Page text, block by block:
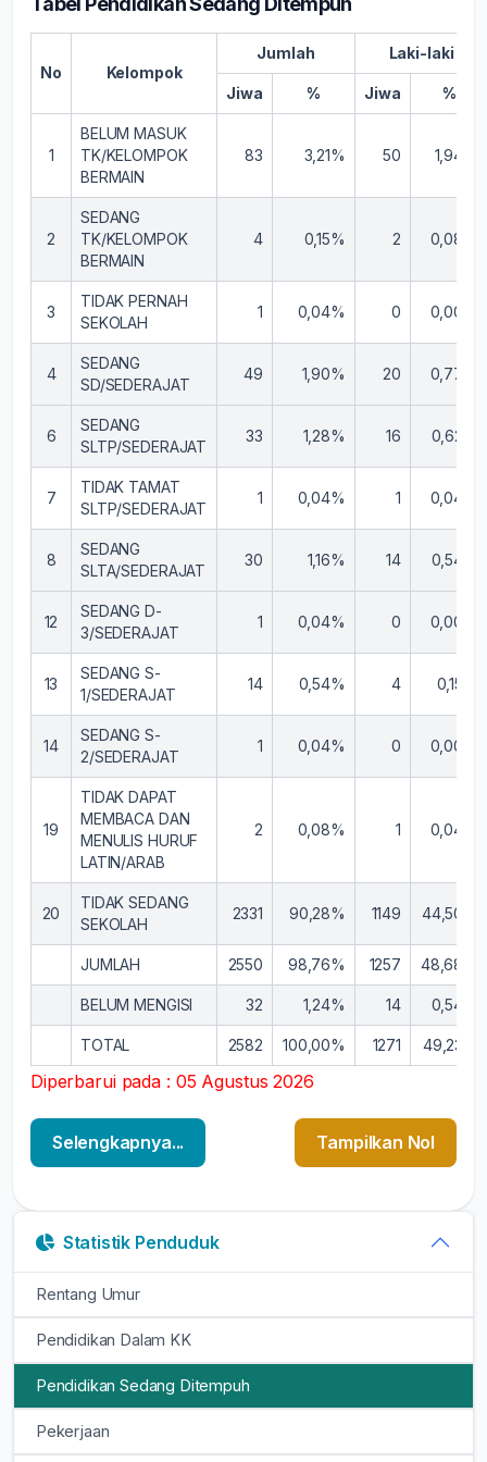
Statistik Penduduk
Rentang Umur
Pendidikan Dalam KK
Pendidikan Sedang Ditempuh
Pekerjaan
No Kelompok
Jumlah Laki-laki
Jiwa % Jiwa %
1
BELUM MASUK
TK/KELOMPOK
BERMAIN
83 3,21% 50 1,94%
2
SEDANG
TK/KELOMPOK
BERMAIN
4 0,15% 2 0,08%
3
TIDAK PERNAH
SEKOLAH
1 0,04% 0 0,00%
4
SEDANG
SD/SEDERAJAT
49 1,90% 20 0,77%
6
SEDANG
SLTP/SEDERAJAT
33 1,28% 16 0,62%
7
TIDAK TAMAT
SLTP/SEDERAJAT
1 0,04% 1 0,04%
8
SEDANG
SLTA/SEDERAJAT
30 1,16% 14 0,54%
12
SEDANG D-
3/SEDERAJAT
1 0,04% 0 0,00%
13
SEDANG S-
1/SEDERAJAT
14 0,54% 4 0,15%
14
SEDANG S-
2/SEDERAJAT
1 0,04% 0 0,00%
19
TIDAK DAPAT
MEMBACA DAN
MENULIS HURUF
LATIN/ARAB
2 0,08% 1 0,04%
20
TIDAK SEDANG
SEKOLAH
2331 90,28% 1149 44,50%
JUMLAH 2550 98,76% 1257 48,68%
BELUM MENGISI 32 1,24% 14 0,54%
TOTAL 2582 100,00% 1271 49,23%
Diperbarui pada : 05 Agustus 2026
Selengkapnya... Tampilkan Nol